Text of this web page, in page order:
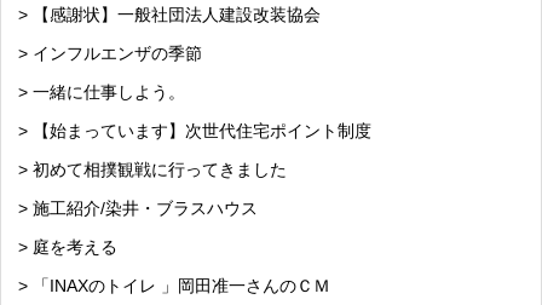
> 【感謝状】一般社団法人建設改装協会
> インフルエンザの季節
> 一緒に仕事しよう。
> 【始まっています】次世代住宅ポイント制度
> 初めて相撲観戦に行ってきました
> 施工紹介/染井・ブラスハウス
> 庭を考える
> 「INAXのトイレ 」岡田准一さんのＣＭ